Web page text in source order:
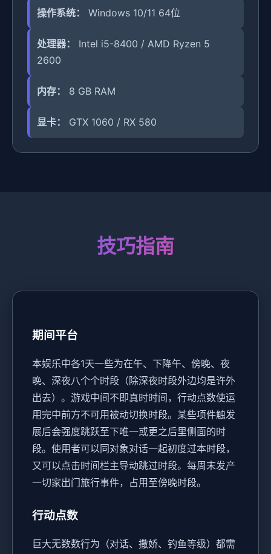
操作系统： Windows 10/11 64位
处理器：
Intel i5-8400 / AMD Ryzen 5
2600
内存： 8 GB RAM
显卡： GTX 1060 / RX 580
技巧指南
期间平台
本娱乐中各1天一些为在午、下降午、傍晚、夜
晚、深夜八个个时段（除深夜时段外边均是许外
出去）。 游戏中间不即真时时间，行动点数使运
用完中前方不可用被动切换时段。 某些项件触发
展后会强度跳跃至下唯一或更之后里侧面的时
段。 使用者可以同对象对话一起初度过本时段，
又可以点击时间栏主导动跳过时段。 每周末发产
一切家出门旅行事件，占用至傍晚时段。
行动点数
巨大无数数行为（对话、撒娇、钓鱼等级）都需